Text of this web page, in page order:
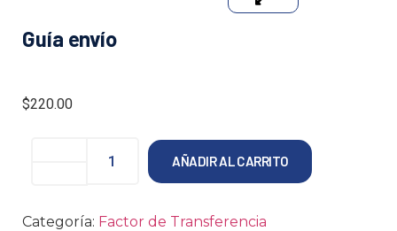
Guía envío
$220.00
AÑADIR AL CARRITO
Categoría: Factor de Transferencia